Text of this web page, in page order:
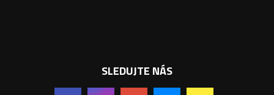
SLEDUJTE NÁS